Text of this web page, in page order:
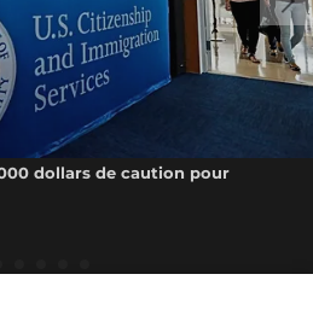
dollars de caution pour